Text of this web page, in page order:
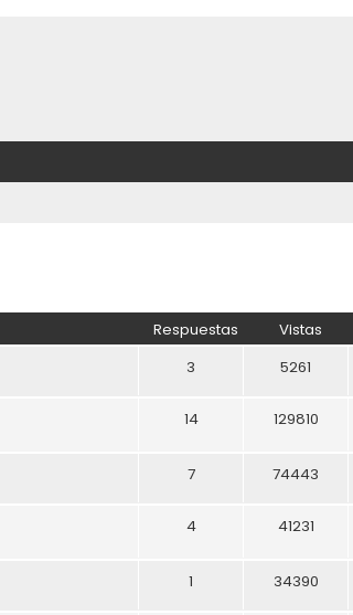
Respuestas Vistas
3 5261
14 129810
7 74443
4 41231
1 34390